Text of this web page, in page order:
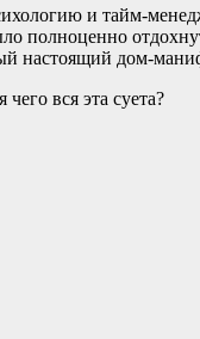
и тайм-
настоящий дом-
вся эта суета?